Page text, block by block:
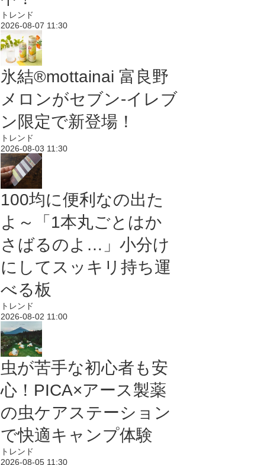
トレンド
2026-08-07 11:30
氷結®mottainai 富良野
メロンがセブン‐イレブ
ン限定で新登場！
トレンド
2026-08-03 11:30
100均に便利なの出た
よ～「1本丸ごとはか
さばるのよ…」小分け
にしてスッキリ持ち運
べる板
トレンド
2026-08-02 11:00
虫が苦手な初心者も安
心！PICA×アース製薬
の虫ケアステーション
で快適キャンプ体験
トレンド
2026-08-05 11:30